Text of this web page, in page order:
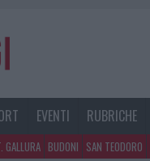
EVENTI RUBRICHE
GALLURA BUDONI SAN TEODORO